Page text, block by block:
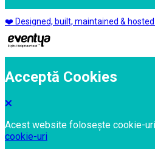
❤️ Designed, built, maintained &
Acceptă Cookies
Acest website folosește cookie-
cookie-uri